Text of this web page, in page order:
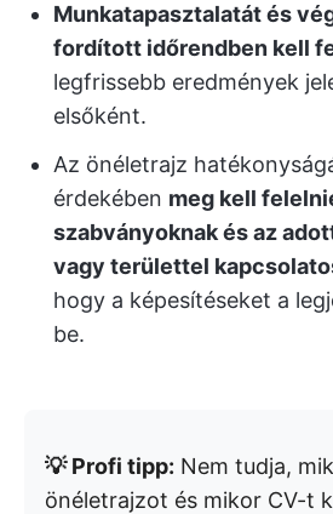
Munkatapasztalatát és
fordított időrendben kell
legfrissebb eredmények
elsőként.
Az önéletrajz
érdekében meg kell
szabványoknak és az
vagy területtel
hogy a képesítéseket a
be.
💡 Profi tipp: Nem tudja,
önéletrajzot és mikor CV-t